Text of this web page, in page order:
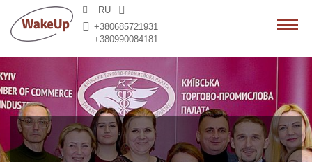
RU
+380685721931
+380990084181